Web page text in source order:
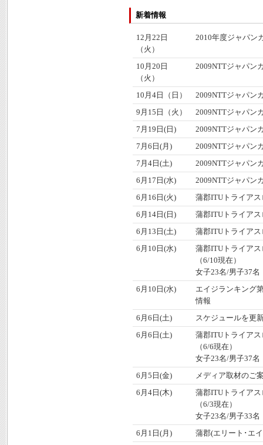
新着情報
12月22日
（火）
2010年度ジャパン
10月20日
（火）
2009NTTジャパン
10月4日（日）
2009NTTジャパン
9月15日（火）
2009NTTジャパン
7月19日(日)
2009NTTジャパン
7月6日(月)
2009NTTジャパン
7月4日(土)
2009NTTジャパン
6月17日(水)
2009NTTジャパン
6月16日(火)
蒲郡ITUトライア
6月14日(日)
蒲郡ITUトライア
6月13日(土)
蒲郡ITUトライア
6月10日(水)
蒲郡ITUトライア
（6/10現在）
女子23名/男子37
6月10日(水)
エイジランキング
情報
6月6日(土)
スケジュールを更
6月6日(土)
蒲郡ITUトライア
（6/6現在）
女子23名/男子37名
6月5日(金)
メディア取材のご
6月4日(木)
蒲郡ITUトライア
（6/3現在）
女子23名/男子33名
6月1日(月)
蒲郡(エリート･エ